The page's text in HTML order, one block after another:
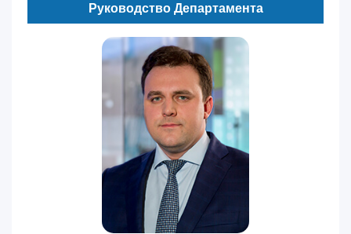
Руководство Департамента